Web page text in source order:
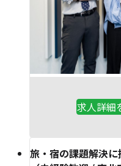
求人詳細
旅・宿の課題解決